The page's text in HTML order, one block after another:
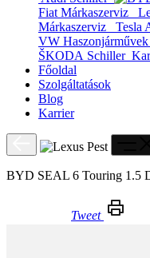
Fiat Márkaszerviz
Márkaszerviz
Tesla
VW Haszonjárművek
ŠKODA Schiller
Főoldal
Szolgáltatások
Blog
Karrier
BYD SEAL 6 Touring 1.5
Tweet